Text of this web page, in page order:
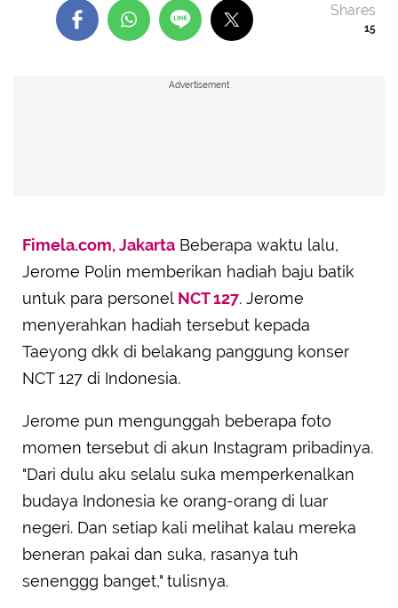
15
Shares
Advertisement
Fimela.com, Jakarta Beberapa waktu lalu,
Jerome Polin memberikan hadiah baju batik
untuk para personel NCT 127. Jerome
menyerahkan hadiah tersebut kepada
Taeyong dkk di belakang panggung konser
NCT 127 di Indonesia.
Jerome pun mengunggah beberapa foto
momen tersebut di akun Instagram pribadinya.
"Dari dulu aku selalu suka memperkenalkan
budaya Indonesia ke orang-orang di luar
negeri. Dan setiap kali melihat kalau mereka
beneran pakai dan suka, rasanya tuh
senenggg banget," tulisnya.